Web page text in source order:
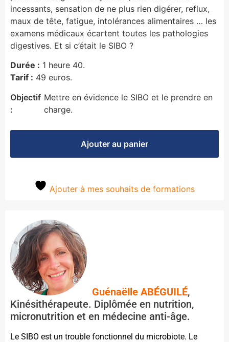
notations
incessants, sensation de ne plus rien digérer, reflux,
maux de tête, fatigue, intolérances alimentaires … les
examens médicaux écartent toutes les pathologies
digestives. Et si c’était le SIBO ?
Durée : 1 heure 40.
Tarif : 49 euros.
Objectif
:
Mettre en évidence le SIBO et le prendre en
charge.
Ajouter au panier
Ajouter à mes souhaits de formations
Guénaëlle ABÉGUILÉ,
Kinésithérapeute. Diplômée en nutrition,
micronutrition et en médecine anti-âge.
Le SIBO est un trouble fonctionnel du microbiote. Le